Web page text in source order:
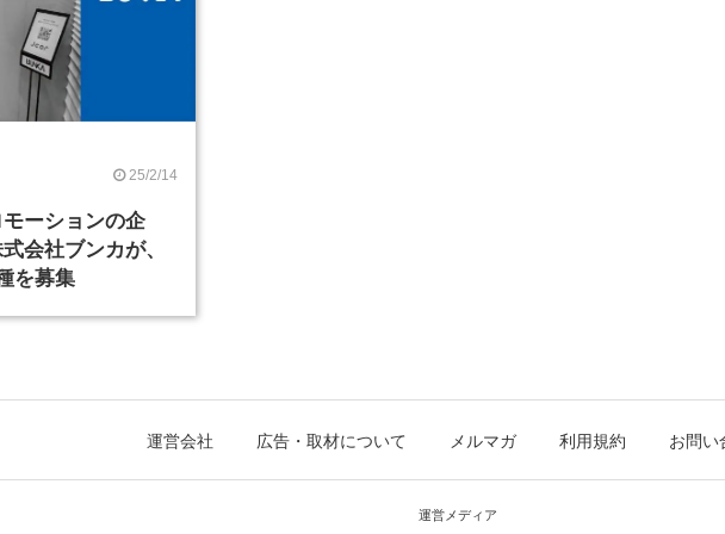
25/2/14
モーションの企
会社ブンカが、
を募集
運営会社 広告・取材について メルマガ 利用規約 お問い
運営メディア